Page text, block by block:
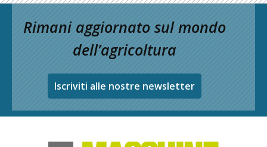
Rimani aggiornato sul mondo
dell’agricoltura
Iscriviti alle nostre newsletter